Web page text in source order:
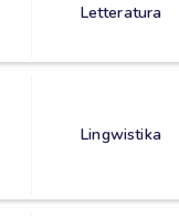
Letteratura
Lingwistika